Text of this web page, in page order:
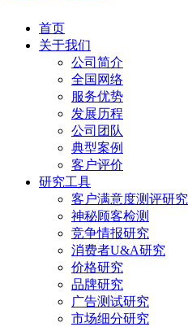
首页
关于我们
公司简介
全国网络
服务优势
发展历程
公司团队
典型案例
客户评价
研究工具
客户满意度测评研究
神秘顾客检测
竞争情报研究
消费者U&A研究
价格研究
品牌研究
广告测试研究
市场细分研究